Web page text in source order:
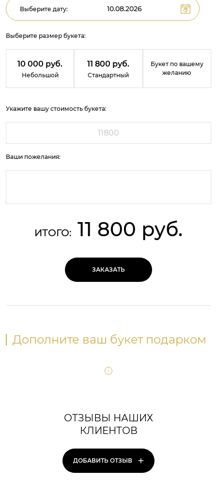
Выберите дату:
Выберите размер букета:
10 000 руб.
Небольшой
11 800 руб.
Стандартный
Букет по вашему
желанию
Укажите вашу стоимость букета:
Ваши пожелания:
ИТОГО: 11 800 руб.
ЗАКАЗАТЬ
Дополните ваш букет подарком
ОТЗЫВЫ НАШИХ
КЛИЕНТОВ
ДОБАВИТЬ ОТЗЫВ +